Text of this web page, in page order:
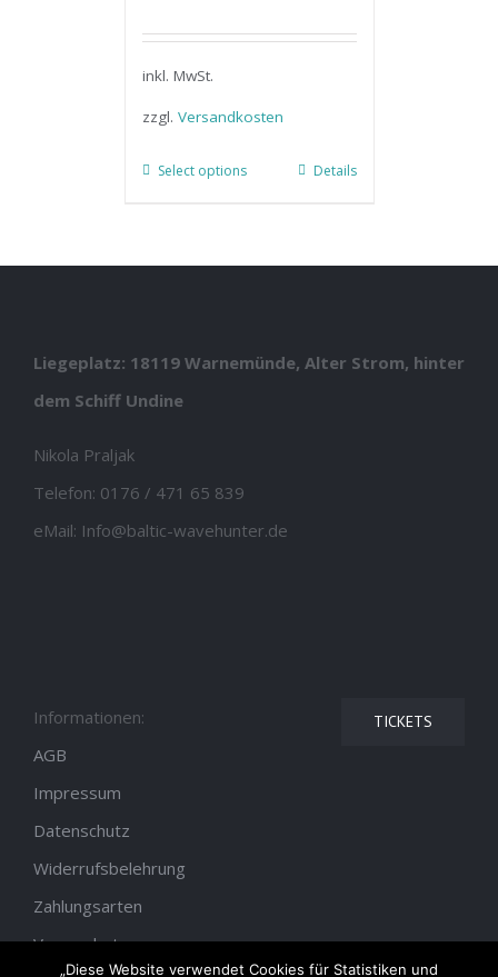
inkl. MwSt.
zzgl. Versandkosten
Select options Details
Liegeplatz: 18119 Warnemünde, Alter Strom, hinter
dem Schiff Undine
Nikola Praljak
Telefon: 0176 / 471 65 839
eMail: Info@baltic-wavehunter.de
Informationen: TICKETS
AGB
Impressum
Datenschutz
Widerrufsbelehrung
Zahlungsarten
Versandarten
„Diese Website verwendet Cookies für Statistiken und